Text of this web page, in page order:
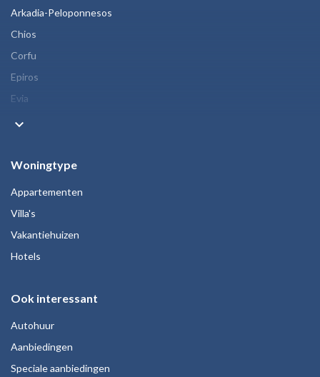
Arkadia-Peloponnesos
Chios
Corfu
Epiros
Evia
keyboard_arrow_down
Woningtype
Appartementen
Villa's
Vakantiehuizen
Hotels
Ook interessant
Autohuur
Aanbiedingen
Speciale aanbiedingen